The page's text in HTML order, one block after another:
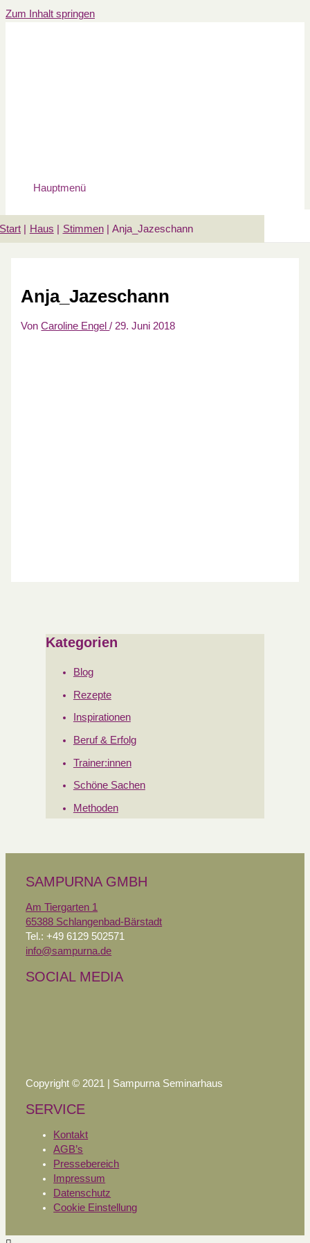
Zum Inhalt springen
Hauptmenü
Start Haus Stimmen Anja_Jazeschann
Anja_Jazeschann
VonCaroline Engel/29. Juni 2018
Kategorien
Blog
Rezepte
Inspirationen
Beruf & Erfolg
Trainer:innen
Schöne Sachen
Methoden
SAMPURNA GMBH
Am Tiergarten 1
65388 Schlangenbad-Bärstadt
Tel.: +49 6129 502571
info@sampurna.de
SOCIAL MEDIA
Copyright © 2021 | Sampurna Seminarhaus
SERVICE
Kontakt
AGB’s
Pressebereich
Impressum
Datenschutz
Cookie Einstellung